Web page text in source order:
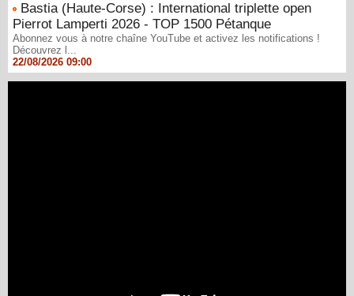
Bastia (Haute-Corse) : International triplette open
Pierrot Lamperti 2026 - TOP 1500 Pétanque
Abonnez vous à notre chaîne YouTube et activez les notifications !
Découvrez l...
22/08/2026 09:00